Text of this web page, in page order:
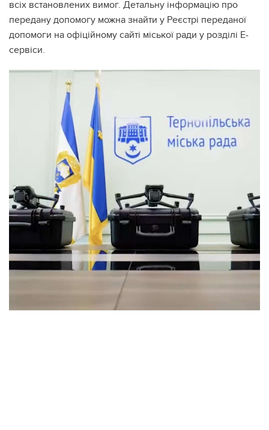
всіх встановлених вимог. Детальну інформацію про
передану допомогу можна знайти у Реєстрі переданої
допомоги на офіційному сайті міської ради у розділі Е-
сервіси.